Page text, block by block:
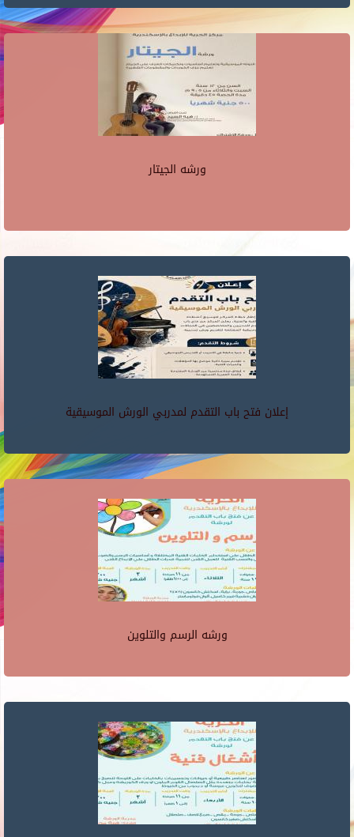
ورشه الجيتار
إعلان فتح باب التقدم لمدربي الورش الموسيقية
ورشه الرسم والتلوين